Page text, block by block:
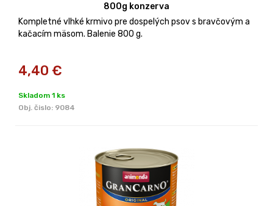
800g konzerva
Kompletné vlhké krmivo pre dospelých psov s bravčovým a
kačacím mäsom. Balenie 800 g.
4,40 €
Skladom 1 ks
Obj. čislo: 9084